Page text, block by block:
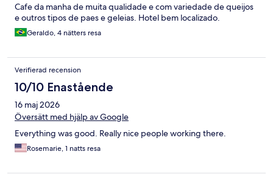
Cafe da manha de muita qualidade e com variedade de queijos
e outros tipos de paes e geleias. Hotel bem localizado.
Geraldo, 4 nätters resa
Verifierad recension
10/10 Enastående
16 maj 2026
Översätt med hjälp av Google
Everything was good. Really nice people working there.
Rosemarie, 1 natts resa